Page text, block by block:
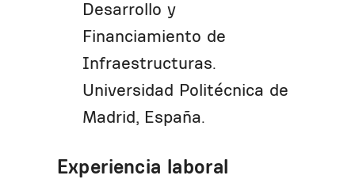
Desarrollo y
Financiamiento de
Infraestructuras.
Universidad Politécnica de
Madrid, España.
Experiencia laboral